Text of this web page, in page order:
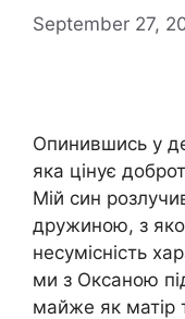
September 27,
Опинившись у
яка цінує
Мій син
дружиною, з
несумісність
ми з Оксаною
майже як матір